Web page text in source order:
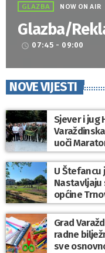
GLAZBA NOW ON AIR
Glazba/
access_time 07:45 - 09:00
NOVE VIJESTI
Sjever i jug
uoči
U Štefancu
Nastavljaju
općine
Grad
radne
sve